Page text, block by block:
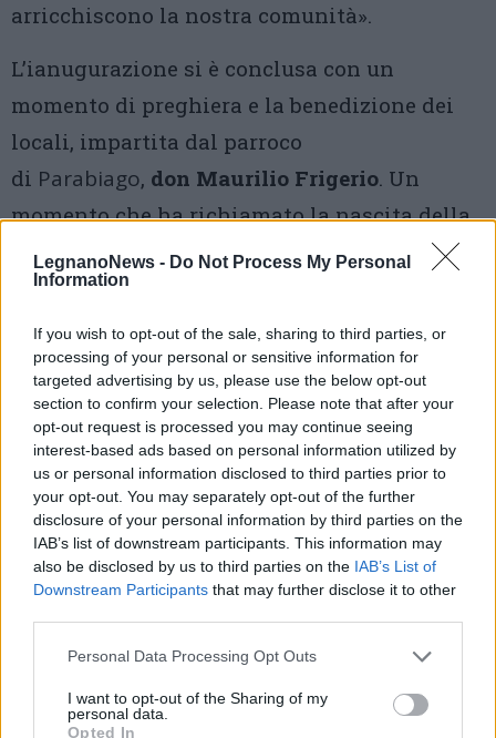
LegnanoNews - Do Not Process My Personal
Information
If you wish to opt-out of the sale, sharing to third parties, or
processing of your personal or sensitive information for
targeted advertising by us, please use the below opt-out
section to confirm your selection. Please note that after your
opt-out request is processed you may continue seeing
interest-based ads based on personal information utilized by
us or personal information disclosed to third parties prior to
your opt-out. You may separately opt-out of the further
disclosure of your personal information by third parties on the
IAB’s list of downstream participants. This information may
also be disclosed by us to third parties on the IAB’s List of
Downstream Participants that may further disclose it to other
Personal Data Processing Opt Outs
I want to opt-out of the Sharing of my
personal data.
Opted In
arricchiscono la nostra comunità».
L’ianugurazione si è conclusa con un
momento di preghiera e la benedizione dei
locali, impartita dal parroco
di Parabiago, don Maurilio Frigerio. Un
momento che ha richiamato la nascita della
banca, nel 1897, come Cassa Rurale al servizio
della comunità sulla spinta dei valori del
cattolicesimo sociale e della Rerum Novarum
di Papa Leone XIII.
Via Confalonieri, 5
Tutti gli eventi
diagosto
valeria.arini@legnanonews.com